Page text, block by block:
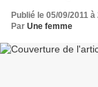
Publié le 05/09/2011 à
Par Une femme